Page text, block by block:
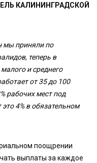
КАЛИНИНГРАДСКОЙ
мы приняли по
теперь в
и среднего
от 35 до 100
рабочих мест под
4% в обязательном
поощрении
выплаты за каждое